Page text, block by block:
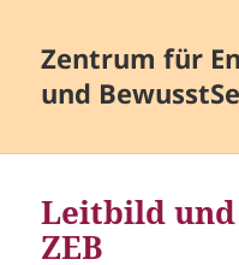
Zentrum für
und
Leitbild und
ZEB